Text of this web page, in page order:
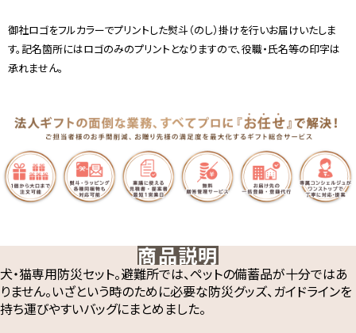
御社ロゴをフルカラーでプリントした熨斗（のし）掛けを行いお届けいたしま
す。記名箇所にはロゴのみのプリントとなりますので、役職・氏名等の印字は
承れません。
商品説明
犬・猫専用防災セット。避難所では、ペットの備蓄品が十分ではあ
りません。いざという時のために必要な防災グッズ、ガイドラインを
持ち運びやすいバッグにまとめました。